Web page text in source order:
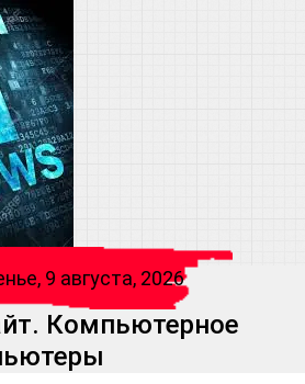
9 августа, 2026
Компьютерное